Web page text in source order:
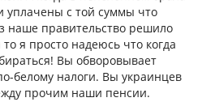
уплачены с той суммы что
наше правительство решило
я просто надеюсь что когда
Вы обворовывает
белому налоги. Вы украинцев
прочим наши пенсии.